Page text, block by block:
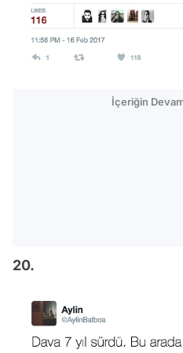
İçeriğin
20.